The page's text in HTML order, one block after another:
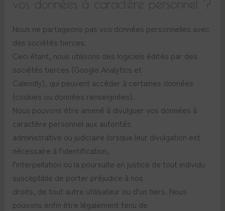
vos données à caractère personnel ?
Nous ne partageons pas vos données personnelles avec
des sociétés tierces.
Ceci étant, nous utilisons des logiciels édités par des
sociétés tierces (Google Analytics et
Calendly), qui peuvent accéder à certaines données
(cookies ou données renseignées).
Nous pouvons être amené à divulguer vos données à
caractère personnel aux autorités
administrative ou judiciaire lorsque leur divulgation est
nécessaire à l’identification,
l’interpellation ou la poursuite en justice de tout individu
susceptible de porter préjudice à nos
droits, de tout autre utilisateur ou d’un tiers. Nous
pouvons enfin être légalement tenu de